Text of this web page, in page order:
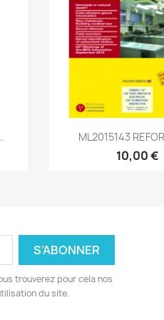
Aperçu
ML2015143
10,00 €
trouverez pour cela nos
du site.